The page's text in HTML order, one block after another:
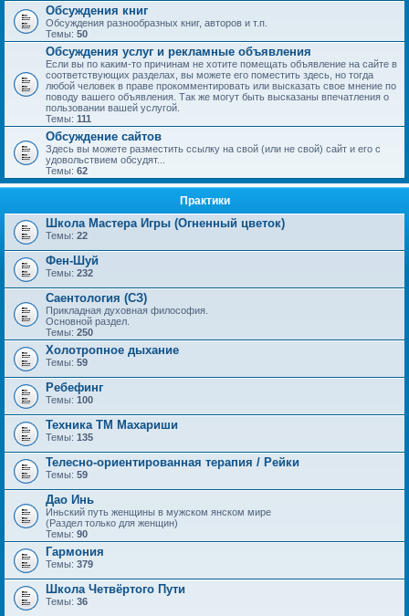
Обсуждения книг
Обсуждения разнообразных книг, авторов и т.п.
Темы: 50
Обсуждения услуг и рекламные объявления
Если вы по каким-то причинам не хотите помещать объявление на сайте в
соответствующих разделах, вы можете его поместить здесь, но тогда
любой человек в праве прокомментировать или высказать свое мнение по
поводу вашего объявления. Так же могут быть высказаны впечатления о
пользовании вашей услугой.
Темы: 111
Обсуждение сайтов
Здесь вы можете разместить ссылку на свой (или не свой) сайт и его с
удовольствием обсудят...
Темы: 62
Практики
Школа Мастера Игры (Огненный цветок)
Темы: 22
Фен-Шуй
Темы: 232
Саентология (СЗ)
Прикладная духовная философия.
Основной раздел.
Темы: 250
Холотропное дыхание
Темы: 59
Ребефинг
Темы: 100
Техника ТМ Махариши
Темы: 135
Телесно-ориентированная терапия / Рейки
Темы: 59
Дао Инь
Иньский путь женщины в мужском янском мире
(Раздел только для женщин)
Темы: 90
Гармония
Темы: 379
Школа Четвёртого Пути
Темы: 36